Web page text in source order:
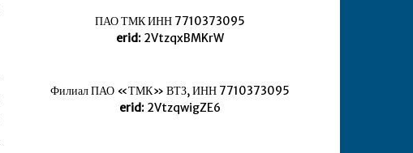
ПАО ТМК ИНН 7710373095
erid:2VtzqxBMKrW
Филиал ПАО «ТМК» ВТЗ, ИНН 7710373095
erid:2VtzqwigZE6